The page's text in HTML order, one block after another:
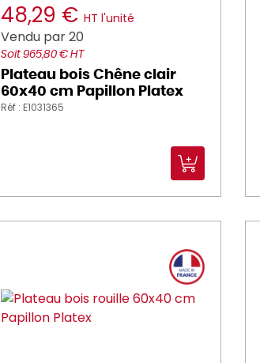
48,29 € HT l'unité
Vendu par 20
Soit 965,80 € HT
Plateau bois Chêne clair
60x40 cm Papillon Platex
Réf : E1031365